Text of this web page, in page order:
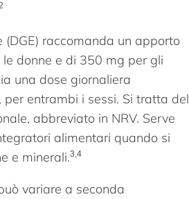
(DGE) raccomanda un apporto
donne e di 350 mg per gli
una dose giornaliera
entrambi i sessi. Si tratta del
abbreviato in NRV. Serve
alimentari quando si
e minerali.3, 4
variare a seconda